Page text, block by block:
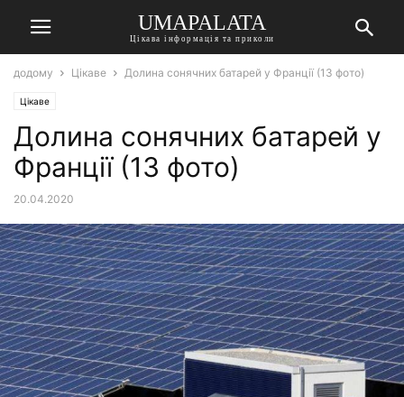
UMAPALATA
Цікава інформація та приколи
додому Цікаве Долина сонячних батарей у Франції (13 фото)
Цікаве
Долина сонячних батарей у
Франції (13 фото)
20.04.2020